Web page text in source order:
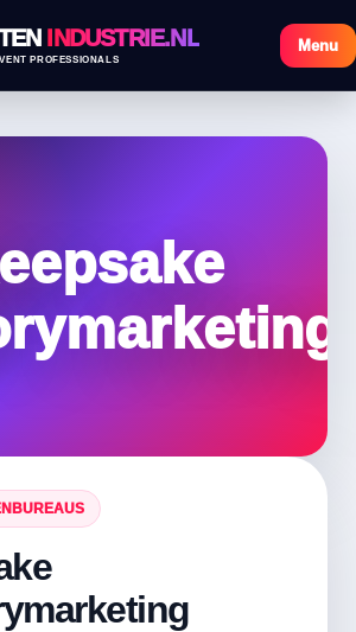
INDUSTRIE.NL
PROFESSIONALS
Menu